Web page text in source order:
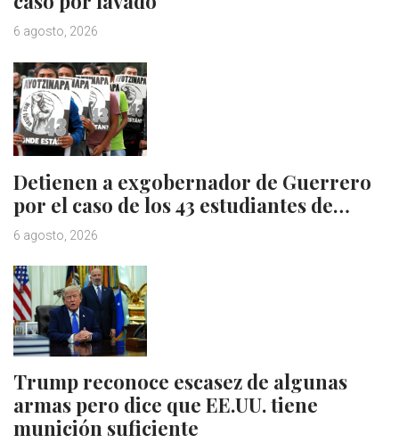
6 agosto, 2026
Detienen a exgobernador de Guerrero
por el caso de los 43 estudiantes de…
6 agosto, 2026
Trump reconoce escasez de algunas
armas pero dice que EE.UU. tiene
munición suficiente